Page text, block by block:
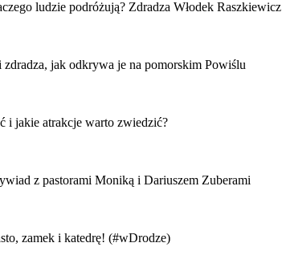
ludzie podróżują? Zdradza Włodek Raszkiewicz
jak odkrywa je na pomorskim Powiślu
i jakie atrakcje warto zwiedzić?
z pastorami Moniką i Dariuszem Zuberami
zamek i katedrę! (#wDrodze)